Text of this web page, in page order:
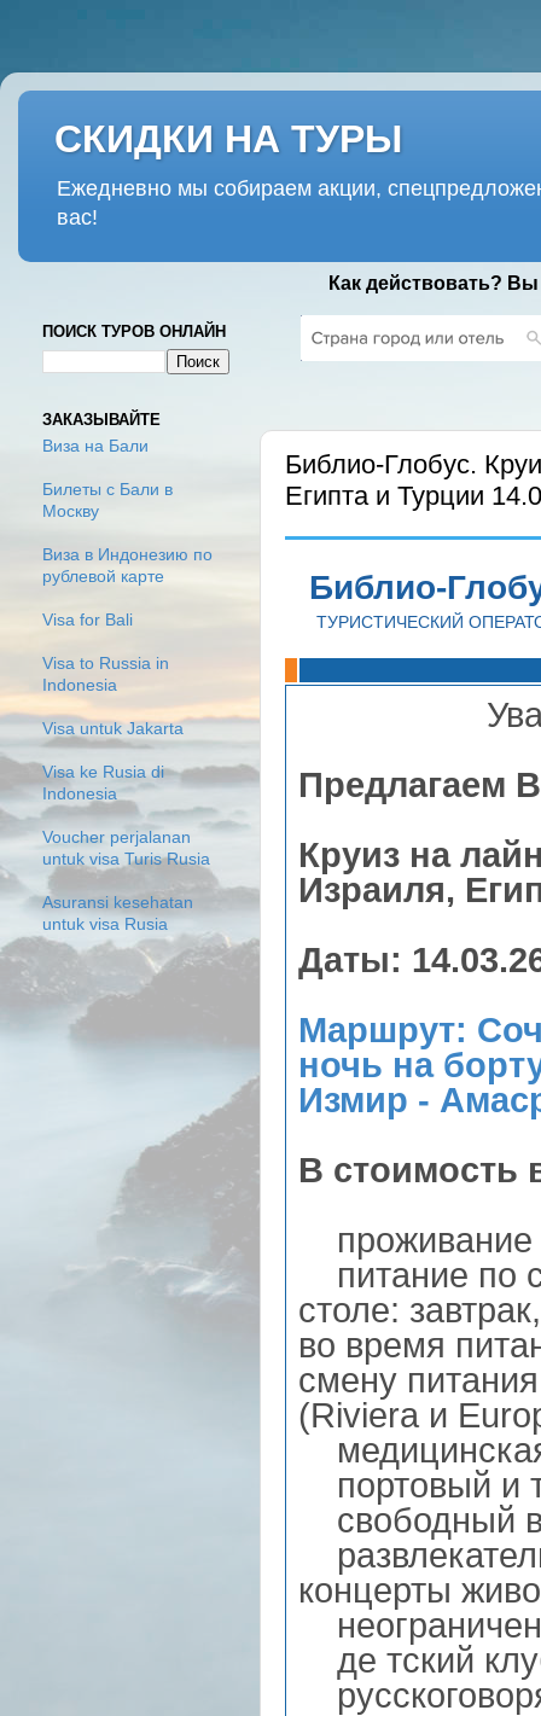
СКИДКИ НА ТУРЫ
Ежедневно мы собираем акции,
вас!
Как действовать?
Библио-Глобус.
Египта и Турции
Библио-
ТУРИСТИЧЕСКИЙ
Предлагаем
Круиз на
Израиля,
Даты:
Маршрут:
ночь на
Измир -
В стоимость
проживание
питание по
столе:
во время
смену
(Riviera и
портовый и
свободный
концерты
де тский
ПОИСК ТУРОВ ОНЛАЙН
ЗАКАЗЫВАЙТЕ
Виза на Бали
Билеты с Бали в
Москву
Виза в Индонезию по
рублевой карте
Visa for Bali
Visa to Russia in
Indonesia
Visa untuk Jakarta
Visa ke Rusia di
Indonesia
Voucher perjalanan
untuk visa Turis Rusia
Asuransi kesehatan
untuk visa Rusia